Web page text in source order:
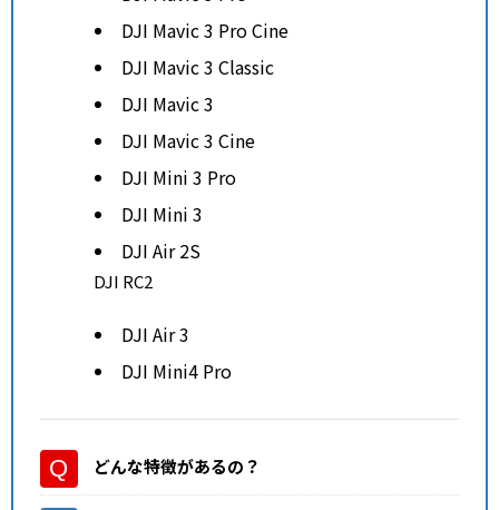
DJI Mavic 3 Pro Cine
DJI Mavic 3 Classic
DJI Mavic 3
DJI Mavic 3 Cine
DJI Mini 3 Pro
DJI Mini 3
DJI Air 2S
DJI RC2
DJI Air 3
DJI Mini4 Pro
どんな特徴があるの？